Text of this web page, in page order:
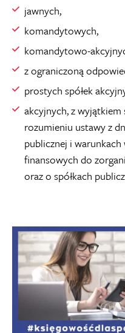
jawnych,
komandytowych,
komandytowo-
z ograniczoną
prostych spółek
akcyjnych, z wyjątkiem
rozumieniu ustawy z
publicznej i
finansowych do
oraz o spółkach